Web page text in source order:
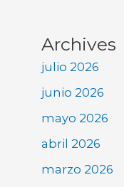
Archives
julio 2026
junio 2026
mayo 2026
abril 2026
marzo 2026